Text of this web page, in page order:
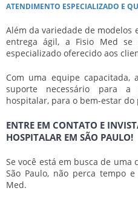
ATENDIMENTO ESPECIALIZADO E
Além da variedade de modelos
entrega ágil, a Fisio Med se
especializado oferecido aos
Com uma equipe capacitada,
suporte necessário para
hospitalar, para o bem-estar do
ENTRE EM CONTATO E
HOSPITALAR EM SÃO PAULO!
Se você está em busca de
São Paulo, não perca tempo
Med.